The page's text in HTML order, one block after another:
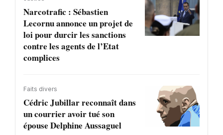
Narcotrafic : Sébastien
Lecornu annonce un projet de
loi pour durcir les sanctions
contre les agents de l’Etat
complices
Faits divers
Cédric Jubillar reconnaît dans
un courrier avoir tué son
épouse Delphine Aussaguel